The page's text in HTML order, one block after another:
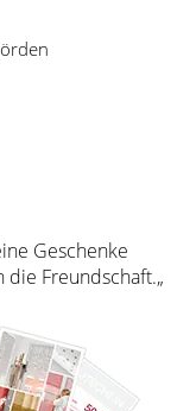
Geschenke
die Freundschaft.„